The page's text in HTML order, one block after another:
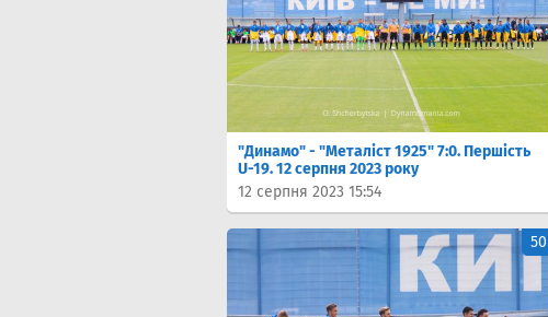
"Динамо" - "Металіст 1925" 7:0. Першість
U-19. 12 серпня 2023 року
12 серпня 2023 15:54
50